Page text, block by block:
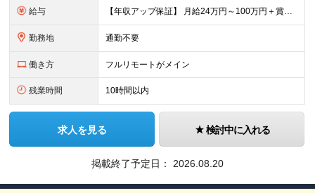
給与 【年収アップ保証】 月給24万円～100万円＋賞与（年3回）＋諸手当 ◆想定年収432万円〜1200万円(経験・スキルを考慮し決定) ※年収アップ保証付帯 ◆基本給には⽉20時間分の固定残業代(31,
勤務地 通勤不要
働き方 フルリモートがメイン
残業時間 10時間以内
求人を見る 検討中に入れる
掲載終了予定日： 2026.08.20